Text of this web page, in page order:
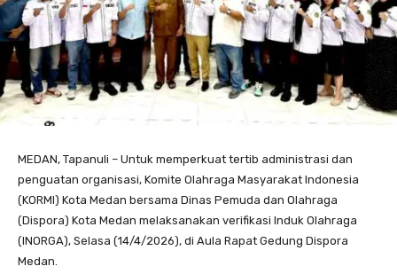
MEDAN, Tapanuli – Untuk memperkuat tertib administrasi dan
penguatan organisasi, Komite Olahraga Masyarakat Indonesia
(KORMI) Kota Medan bersama Dinas Pemuda dan Olahraga
(Dispora) Kota Medan melaksanakan verifikasi Induk Olahraga
(INORGA), Selasa (14/4/2026), di Aula Rapat Gedung Dispora
Medan.